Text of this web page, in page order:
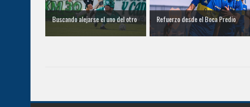
Buscando alejarse el uno del otro Refuerzo desde el Boca Predio